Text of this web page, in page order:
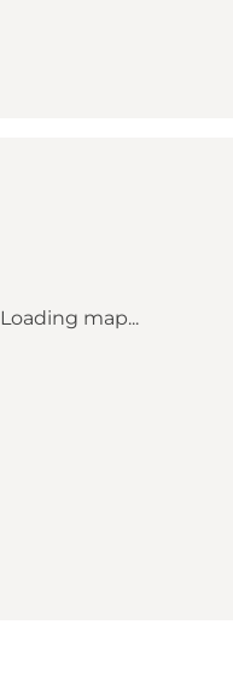
Loading map...